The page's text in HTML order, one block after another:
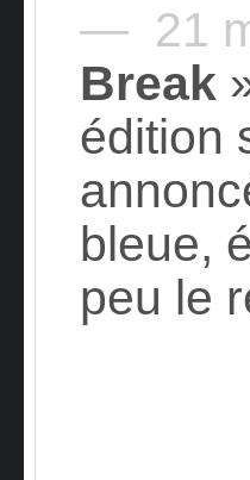
— 21
Break
édition
bleue,
peu le